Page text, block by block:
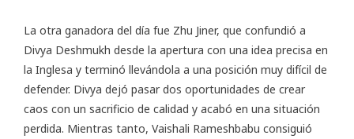
La otra ganadora del día fue Zhu Jiner, que confundió a
Divya Deshmukh desde la apertura con una idea precisa en
la Inglesa y terminó llevándola a una posición muy difícil de
defender. Divya dejó pasar dos oportunidades de crear
caos con un sacrificio de calidad y acabó en una situación
perdida. Mientras tanto, Vaishali Rameshbabu consiguió